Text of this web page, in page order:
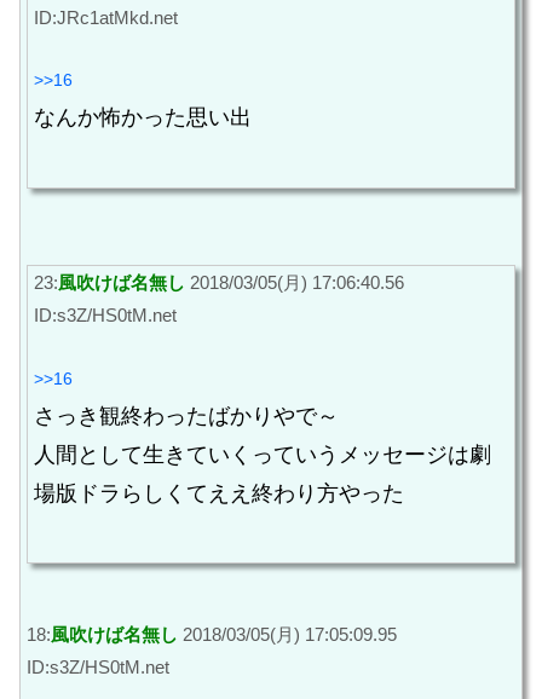
ID:JRc1atMkd.net
>>16
なんか怖かった思い出
23:風吹けば名無し 2018/03/05(月) 17:06:40.56
ID:s3Z/HS0tM.net
>>16
さっき観終わったばかりやで～
人間として生きていくっていうメッセージは劇
場版ドラらしくてええ終わり方やった
18:風吹けば名無し 2018/03/05(月) 17:05:09.95
ID:s3Z/HS0tM.net